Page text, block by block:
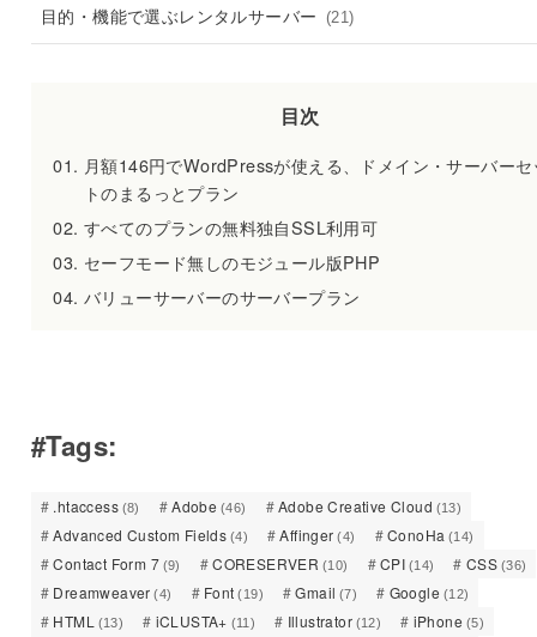
目的・機能で選ぶレンタルサーバー (21)
目次
月額146円でWordPressが使える、ドメイン・サーバーセ
トのまるっとプラン
すべてのプランの無料独自SSL利用可
セーフモード無しのモジュール版PHP
バリューサーバーのサーバープラン
#Tags:
.htaccess (8) Adobe (46) Adobe Creative Cloud (13)
Advanced Custom Fields (4) Affinger (4) ConoHa (14)
Contact Form 7 (9) CORESERVER (10) CPI (14) CSS (36)
Dreamweaver (4) Font (19) Gmail (7) Google (12)
HTML (13) iCLUSTA+ (11) Illustrator (12) iPhone (5)